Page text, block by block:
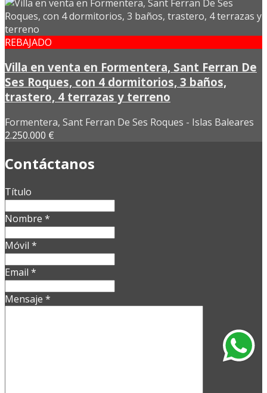
REBAJADO
Villa en venta en Formentera, Sant Ferran De
Ses Roques, con 4 dormitorios, 3 baños,
trastero, 4 terrazas y terreno
Formentera, Sant Ferran De Ses Roques - Islas Baleares
2.250.000 €
Contáctanos
Título
Nombre *
Móvil *
Email *
Mensaje *